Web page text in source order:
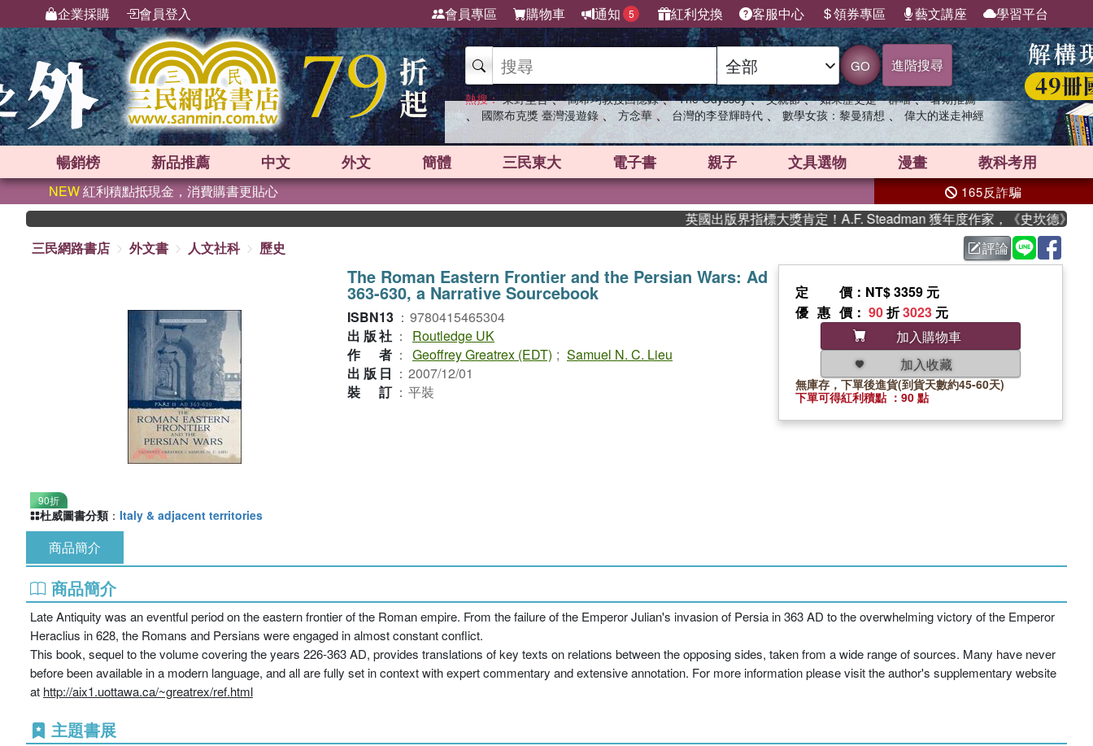
企業採購 會員登入 會員專區 購物車 通知 5 紅利兌換 客服中心 領券專區 藝文講座 學習平台
GO 進階搜尋
熱搜： 東野圭吾 、 高希均教授回憶錄 、 The Odyssey 、 父親節 、 如果歷史是一群喵 、 暑期推薦
、 國際布克獎 臺灣漫遊錄 、 方念華 、 台灣的李登輝時代 、 數學女孩：黎曼猜想 、 偉大的迷走神經
暢銷榜 新品推薦 中文 外文 簡體 三民東大 電子書 親子 文具選物 漫畫 教科考用
NEW紅利積點抵現金，消費購書更貼心 165反詐騙
英國出版界指標大獎肯定！A.F. Steadman 獲年度作家，《史坎德》系列帶
三民網路書店
外文書 人文社科 歷史 評論
90折
The Roman Eastern Frontier and the Persian Wars: Ad
363-630, a Narrative Sourcebook
ISBN13 ： 9780415465304
出版社 ：
Routledge UK
作者 ： Geoffrey Greatrex (EDT) ; Samuel N. C. Lieu
出版日 ： 2007/12/01
裝訂 ： 平裝
定價 ：NT$ 3359 元
優惠價 ： 90折3023 元
加入購物車
加入收藏
無庫存，下單後進貨(到貨天數約45-60天)
下單可得紅利積點 ：90 點
杜威圖書分類 ： Italy & adjacent territories
商品簡介
商品簡介
Late Antiquity was an eventful period on the eastern frontier of the Roman empire. From the failure of the Emperor Julian's invasion of Persia in 363 AD to the overwhelming victory of the Emperor
Heraclius in 628, the Romans and Persians were engaged in almost constant conflict.
This book, sequel to the volume covering the years 226-363 AD, provides translations of key texts on relations between the opposing sides, taken from a wide range of sources. Many have never
before been available in a modern language, and all are fully set in context with expert commentary and extensive annotation. For more information please visit the author's supplementary website
at http://aix1.uottawa.ca/~greatrex/ref.html
主題書展